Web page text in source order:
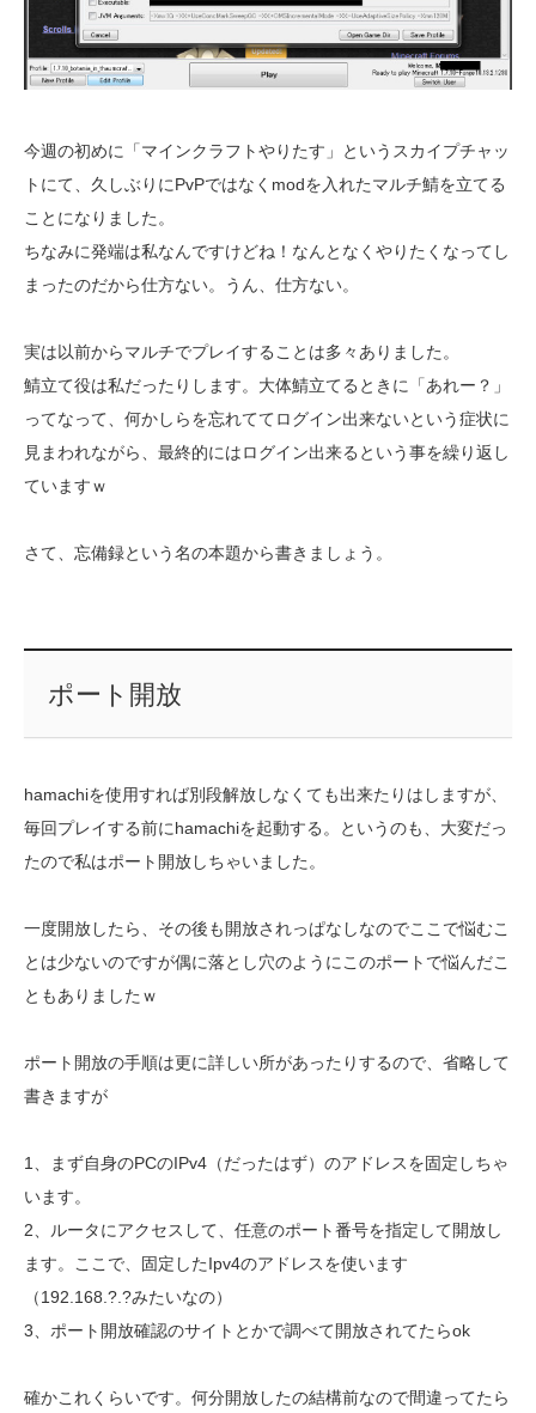
今週の初めに「マインクラフトやりたす」というスカイプチャッ
トにて、久しぶりにPvPではなくmodを入れたマルチ鯖を立てる
ことになりました。
ちなみに発端は私なんですけどね！なんとなくやりたくなってし
まったのだから仕方ない。うん、仕方ない。
実は以前からマルチでプレイすることは多々ありました。
鯖立て役は私だったりします。大体鯖立てるときに「あれー？」
ってなって、何かしらを忘れててログイン出来ないという症状に
見まわれながら、最終的にはログイン出来るという事を繰り返し
ていますｗ
さて、忘備録という名の本題から書きましょう。
ポート開放
hamachiを使用すれば別段解放しなくても出来たりはしますが、
毎回プレイする前にhamachiを起動する。というのも、大変だっ
たので私はポート開放しちゃいました。
一度開放したら、その後も開放されっぱなしなのでここで悩むこ
とは少ないのですが偶に落とし穴のようにこのポートで悩んだこ
ともありましたｗ
ポート開放の手順は更に詳しい所があったりするので、省略して
書きますが
1、まず自身のPCのIPv4（だったはず）のアドレスを固定しちゃ
います。
2、ルータにアクセスして、任意のポート番号を指定して開放し
ます。ここで、固定したIpv4のアドレスを使います
（192.168.?.?みたいなの）
3、ポート開放確認のサイトとかで調べて開放されてたらok
確かこれくらいです。何分開放したの結構前なので間違ってたら